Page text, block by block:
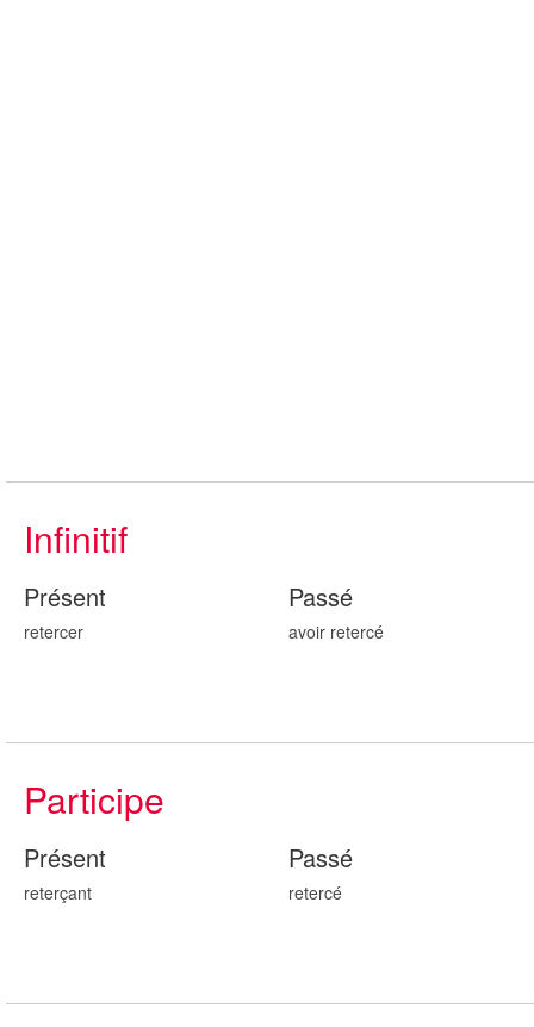
Infinitif
Présent
retercer
Passé
avoir retercé
Participe
Présent
reterçant
Passé
retercé